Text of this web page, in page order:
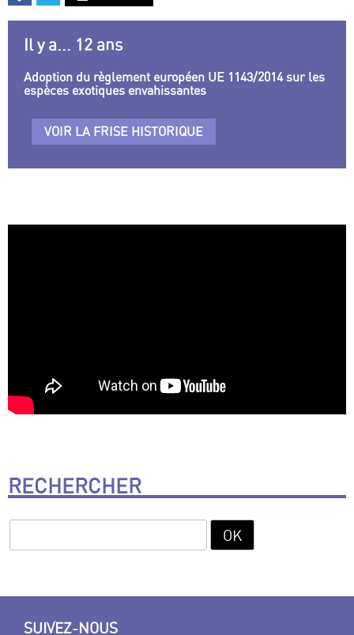
Il y a... 12 ans
Adoption du règlement européen UE 1143/2014 sur les
espèces exotiques envahissantes
VOIR LA FRISE HISTORIQUE
RECHERCHER
SUIVEZ-NOUS